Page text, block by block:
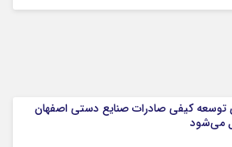
توسعه کیفی صادرات صنایع دستی اصفهان
می‌شود